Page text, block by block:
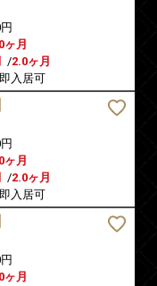
0ヶ月
/2.0ヶ月
入居可
0ヶ月
/2.0ヶ月
入居可
0ヶ月